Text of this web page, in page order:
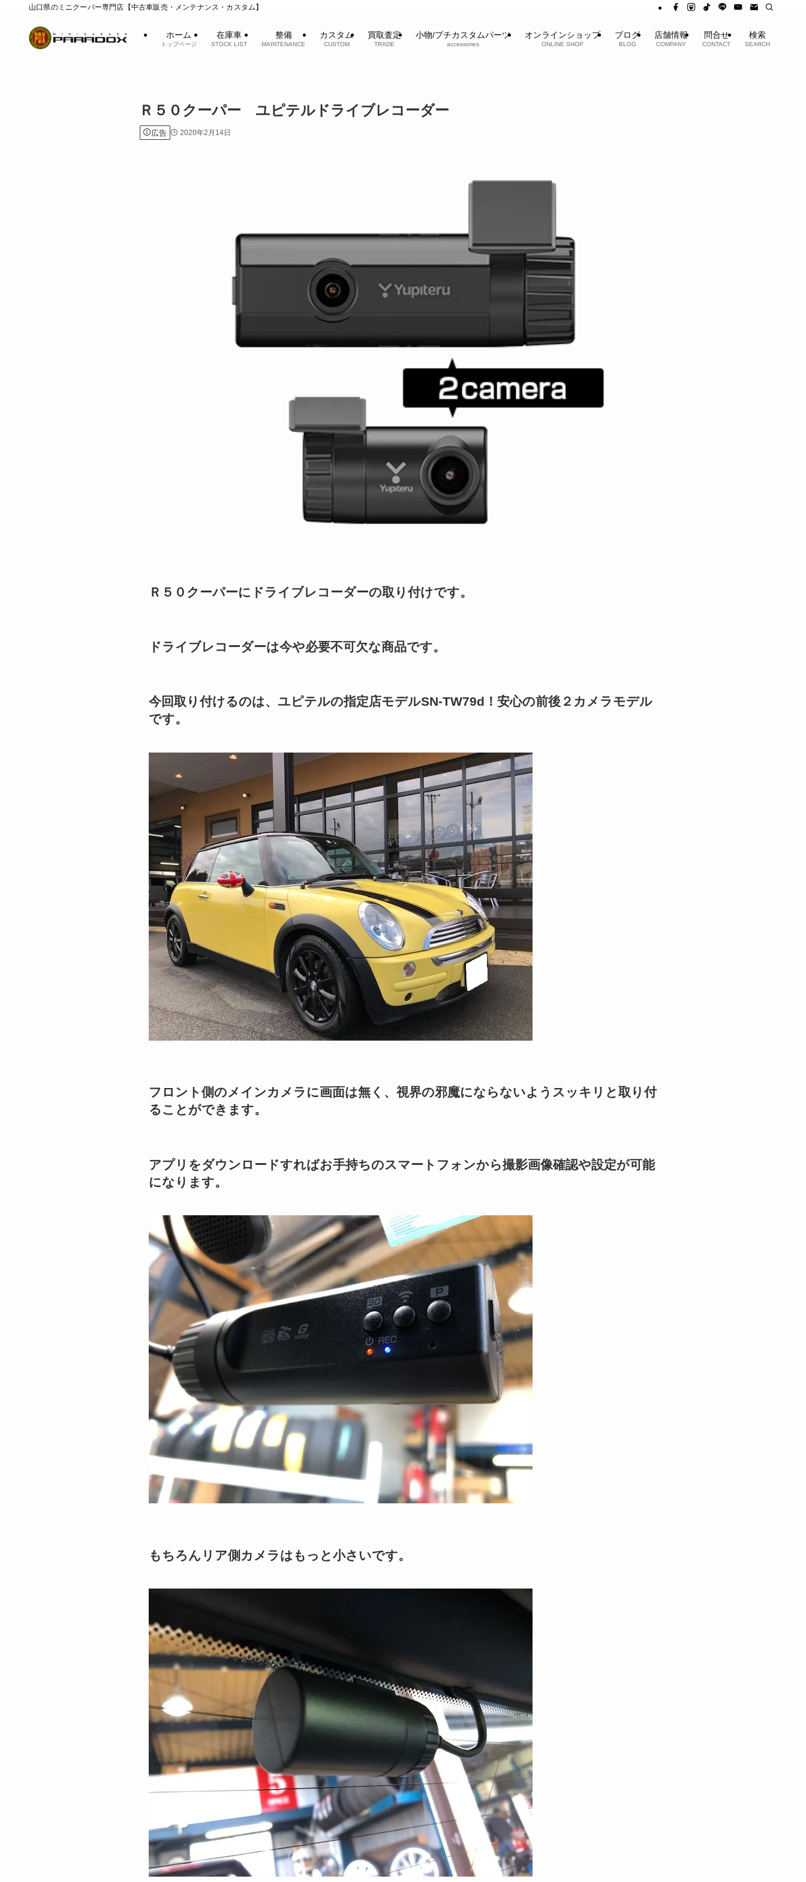
山口県のミニクーパー専門店【中古車販売・メンテナンス・カスタム】
ホーム
トップページ
在庫車
STOCK LIST
整備
MAINTENANCE
カスタム
CUSTOM
買取査定
TRADE
小物/プチカスタムパーツ
accessories
オンラインショップ
ONLINE SHOP
ブログ
BLOG
店舗情報
COMPANY
問合せ
CONTACT
検索
SEARCH
Ｒ５０クーパー ユピテルドライブレコーダー
広告 2020年2月14日
Ｒ５０クーパーにドライブレコーダーの取り付けです。
ドライブレコーダーは今や必要不可欠な商品です。
今回取り付けるのは、ユピテルの指定店モデルSN-TW79d！安心の前後２カメラモデル
です。
フロント側のメインカメラに画面は無く、視界の邪魔にならないようスッキリと取り付
ることができます。
アプリをダウンロードすればお手持ちのスマートフォンから撮影画像確認や設定が可能
になります。
もちろんリア側カメラはもっと小さいです。